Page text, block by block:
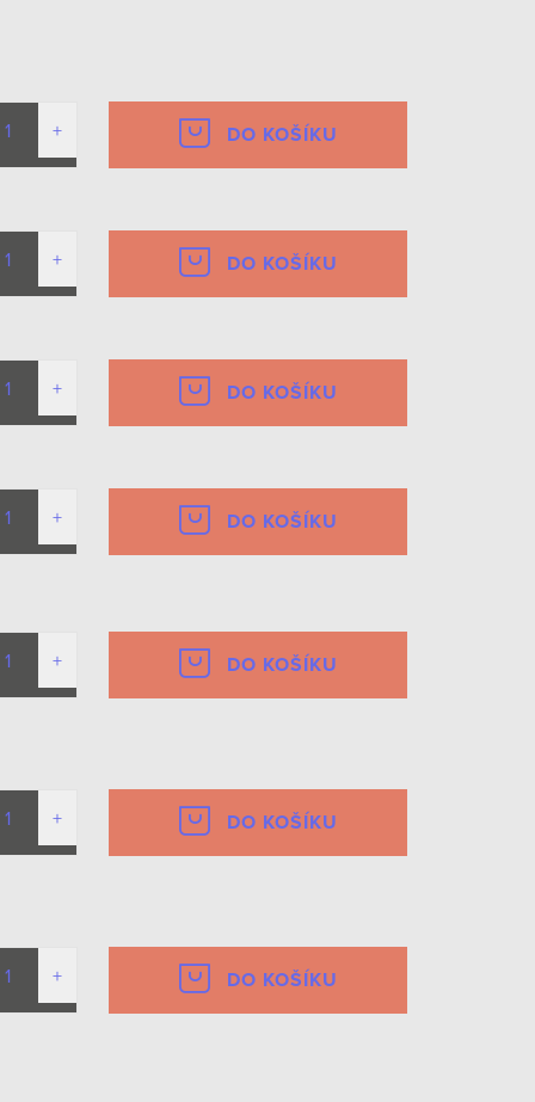
DO KOŠÍKU
DO KOŠÍKU
DO KOŠÍKU
DO KOŠÍKU
DO KOŠÍKU
DO KOŠÍKU
DO KOŠÍKU